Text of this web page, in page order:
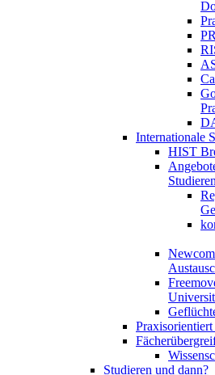
Internationale
HIST
Praxisorientiert
Studieren und dann?